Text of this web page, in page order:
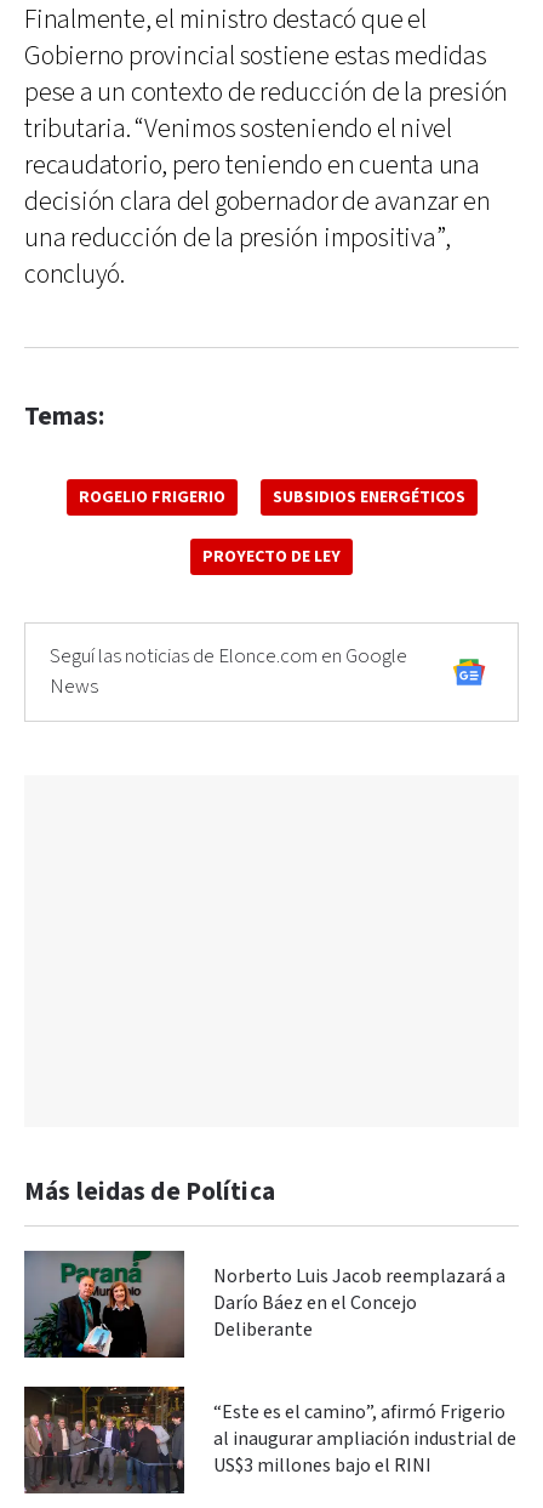
Finalmente, el ministro destacó que el
Gobierno provincial sostiene estas medidas
pese a un contexto de reducción de la presión
tributaria. “Venimos sosteniendo el nivel
recaudatorio, pero teniendo en cuenta una
decisión clara del gobernador de avanzar en
una reducción de la presión impositiva”,
concluyó.
Temas:
ROGELIO FRIGERIO SUBSIDIOS ENERGÉTICOS
PROYECTO DE LEY
Seguí las noticias de Elonce.com en Google
News
Más leidas de Política
Norberto Luis Jacob reemplazará a
Darío Báez en el Concejo
Deliberante
“Este es el camino”, afirmó Frigerio
al inaugurar ampliación industrial de
US$3 millones bajo el RINI